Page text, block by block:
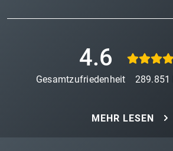
4.6
Gesamtzufriedenheit 289.851
MEHR LESEN